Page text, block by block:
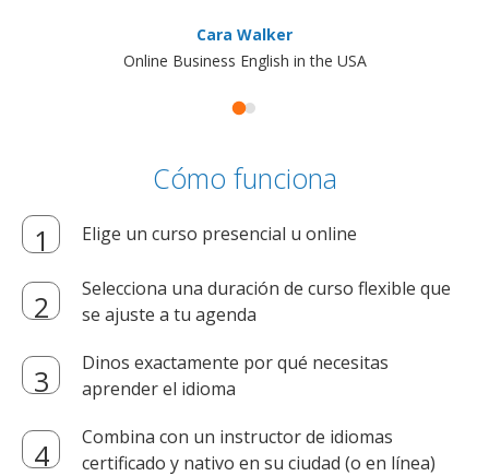
Cara Walker
Online Business English in the USA
Cómo funciona
Elige un curso presencial u online
Selecciona una duración de curso flexible que
se ajuste a tu agenda
Dinos exactamente por qué necesitas
aprender el idioma
Combina con un instructor de idiomas
certificado y nativo en su ciudad (o en línea)